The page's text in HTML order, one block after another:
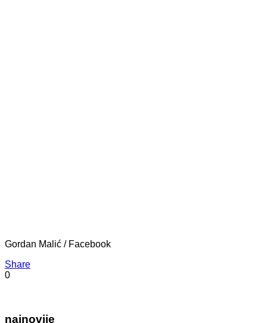
Gordan Malić / Facebook
Share
0
najnovije